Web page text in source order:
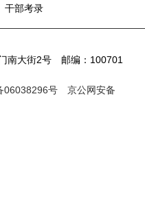
干部考录
南大街2号 邮编：100701
06038296号
京公网安备